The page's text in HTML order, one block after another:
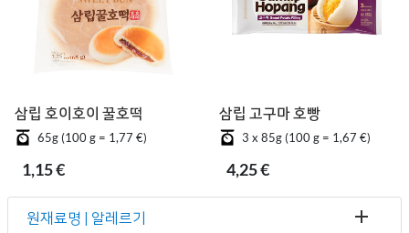
삼립 호이호이 꿀호떡
65g (100 g = 1,77 €)
1,15 €
삼립 고구마 호빵
3 x 85g (100 g = 1,67 €)
4,25 €
원재료명 | 알레르기